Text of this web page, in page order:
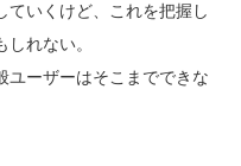
ていくけど、これを把握し
れない。
ユーザーはそこまでできな